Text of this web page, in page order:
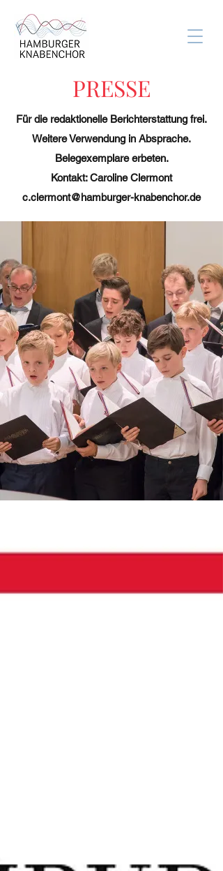
PRESSE
Für die redaktionelle Berichterstattung frei.
Weitere Verwendung in Absprache.
Belegexemplare erbeten.
Kontakt: Caroline Clermont
c.clermont@hamburger-knabenchor.de